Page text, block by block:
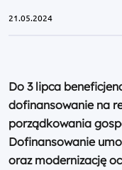
21.05.2024
Do 3 lipca
dofinansowanie na
porządkowania
Dofinansowanie
oraz modernizację